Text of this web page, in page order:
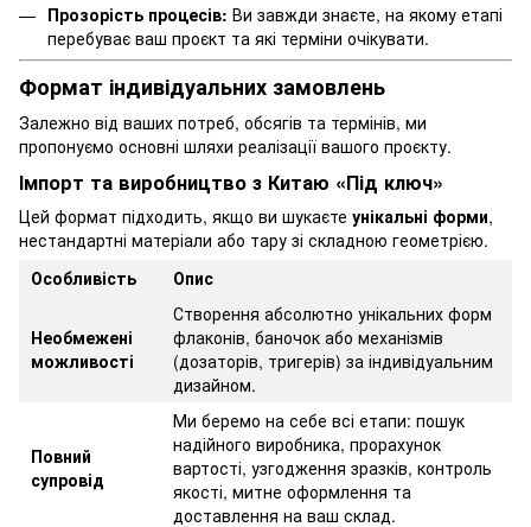
Прозорість процесів: Ви завжди знаєте, на якому етапі
перебуває ваш проєкт та які терміни очікувати.
Формат індивідуальних замовлень
Залежно від ваших потреб, обсягів та термінів, ми
пропонуємо основні шляхи реалізації вашого проєкту.
Імпорт та виробництво з Китаю «Під ключ»
Цей формат підходить, якщо ви шукаєте унікальні форми,
нестандартні матеріали або тару зі складною геометрією.
Особливість
Опис
Необмежені
можливості
Створення абсолютно унікальних форм
флаконів, баночок або механізмів
(дозаторів, тригерів) за індивідуальним
дизайном.
Повний
супровід
Ми беремо на себе всі етапи: пошук
надійного виробника, прорахунок
вартості, узгодження зразків, контроль
якості, митне оформлення та
доставлення на ваш склад.